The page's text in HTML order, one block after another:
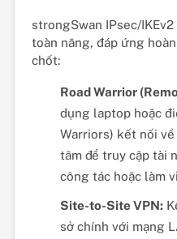
strongSwan IPsec/
toàn năng, đáp ứng
chốt:
Road Warrior
dụng laptop hoặc
Warriors) kết nối
tâm để truy cập tài
công tác hoặc làm
Site-to-Site VPN:
sở chính với mạng